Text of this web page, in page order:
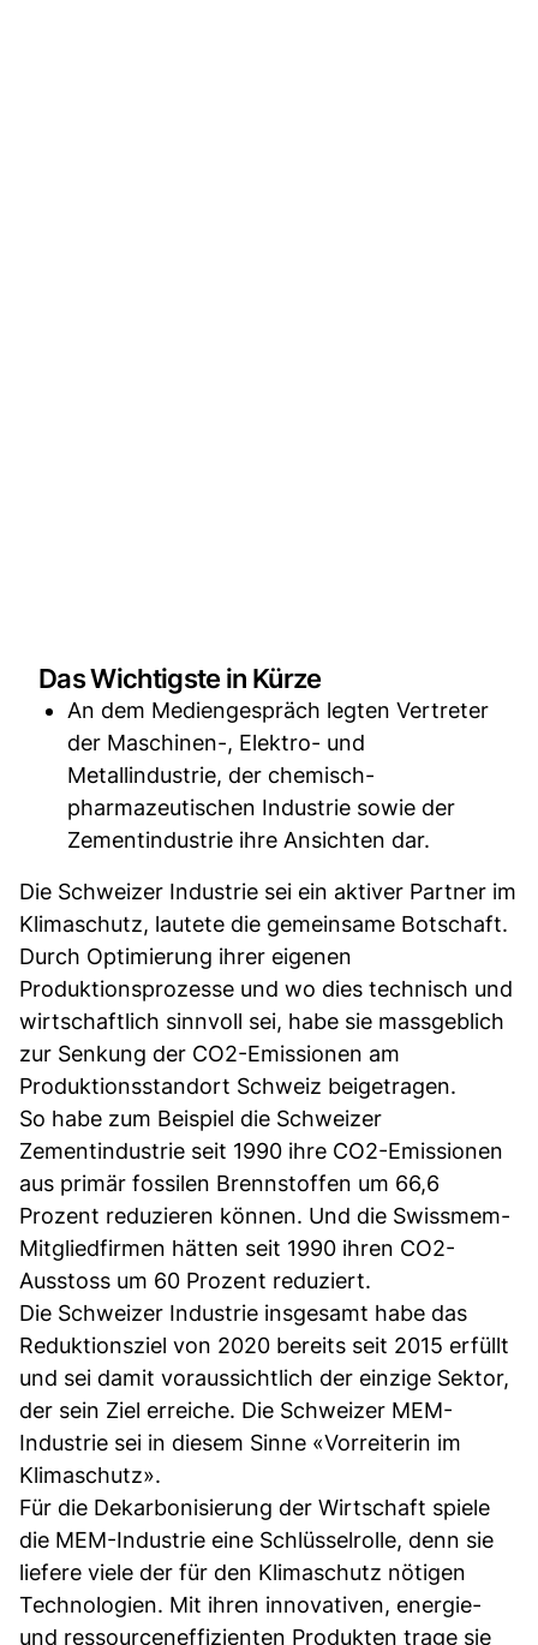
Das Wichtigste in Kürze
An dem Mediengespräch legten Vertreter
der Maschinen-, Elektro- und
Metallindustrie, der chemisch-
pharmazeutischen Industrie sowie der
Zementindustrie ihre Ansichten dar.
Die Schweizer Industrie sei ein aktiver Partner im
Klimaschutz, lautete die gemeinsame Botschaft.
Durch Optimierung ihrer eigenen
Produktionsprozesse und wo dies technisch und
wirtschaftlich sinnvoll sei, habe sie massgeblich
zur Senkung der CO2-Emissionen am
Produktionsstandort Schweiz beigetragen.
So habe zum Beispiel die Schweizer
Zementindustrie seit 1990 ihre CO2-Emissionen
aus primär fossilen Brennstoffen um 66,6
Prozent reduzieren können. Und die Swissmem-
Mitgliedfirmen hätten seit 1990 ihren CO2-
Ausstoss um 60 Prozent reduziert.
Die Schweizer Industrie insgesamt habe das
Reduktionsziel von 2020 bereits seit 2015 erfüllt
und sei damit voraussichtlich der einzige Sektor,
der sein Ziel erreiche. Die Schweizer MEM-
Industrie sei in diesem Sinne «Vorreiterin im
Klimaschutz».
Für die Dekarbonisierung der Wirtschaft spiele
die MEM-Industrie eine Schlüsselrolle, denn sie
liefere viele der für den Klimaschutz nötigen
Technologien. Mit ihren innovativen, energie-
und ressourceneffizienten Produkten trage sie